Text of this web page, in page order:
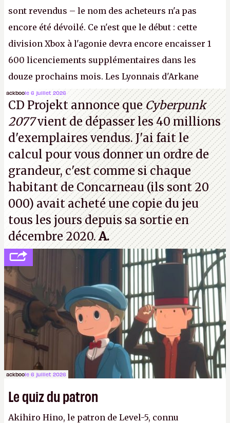
sont revendus – le nom des acheteurs n'a pas
encore été dévoilé. Ce n'est que le début : cette
division Xbox à l'agonie devra encore encaisser 1
600 licenciements supplémentaires dans les
douze prochains mois. Les Lyonnais d'Arkane
(Dishonored, Deathloop) pourraient faire partie des
prochaines victimes, puisque Microsoft a confirmé
vouloir se séparer du studio.A.
ackboole 6 juillet 2026
CD Projekt annonce queCyberpunk
2077vient de dépasser les 40 millions
d'exemplaires vendus. J'ai fait le
calcul pour vous donner un ordre de
grandeur, c'est comme si chaque
habitant de Concarneau (ils sont 20
000) avait acheté une copie du jeu
tous les jours depuis sa sortie en
décembre 2020.A.
ackboole 6 juillet 2026
Le quiz du patron
Akihiro Hino, le patron de Level-5, connu